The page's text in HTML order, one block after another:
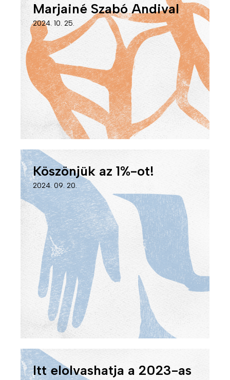
Marjainé Szabó Andival
2024. 10. 25.
Köszönjük az 1%-ot!
2024. 09. 20.
Itt elolvashatja a 2023-as